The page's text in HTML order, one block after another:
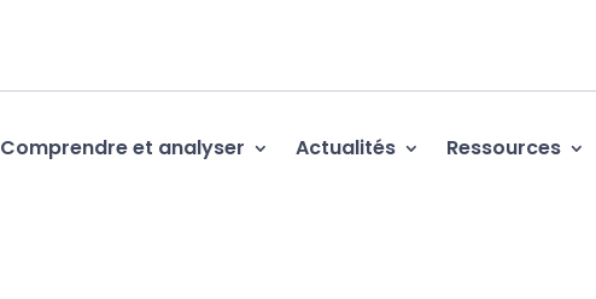
Comprendre et analyser Actualités Ressources